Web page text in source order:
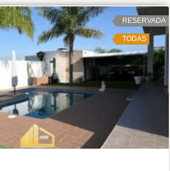
RESERVADA
TODAS